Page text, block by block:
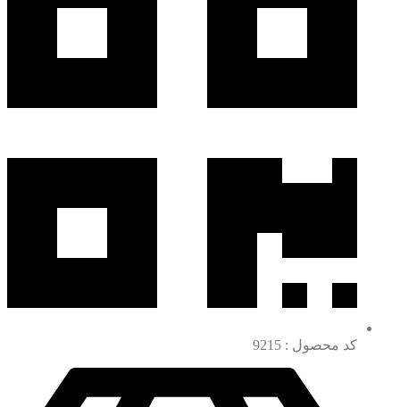
کد محصول : 9215